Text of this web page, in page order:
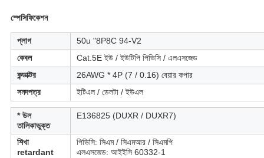
স্পেসিফিকেশন
প্লাগ
50u "8P8C 94-V2
কেবল
Cat.5E ইউ / ইউটিপি পিভিসি / এলএসজেড
কন্ডাক্টর
26AWG * 4P (7 / 0.16) বেয়ার কপার
সনদপত্র
ইটিএল / ডেলটা / ইউএল
* উল
তালিকাভুক্ত
E136825 (DUXR / DUXR7)
শিখা
retardant
পিভিসি: সিএম / সিএমআর / সিএমপি
এলএসজেড: আইইসি 60332-1